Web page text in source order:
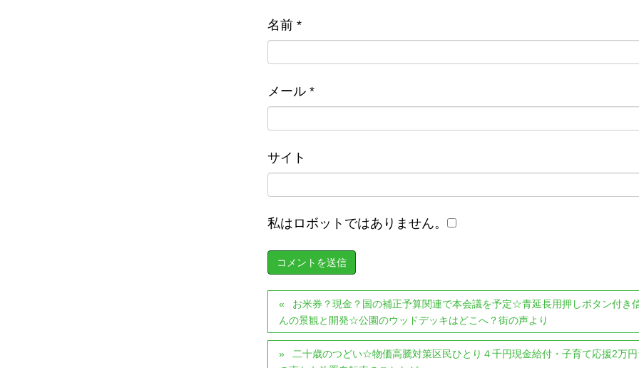
名前 *
メール *
サイト
私はロボットではありません。
お米券？現金？国の補正予算関連で本会議を予定☆青延長用押しボタン付
んの景観と開発☆公園のウッドデッキはどこへ？街の声より
二十歳のつどい☆物価高騰対策区民ひとり４千円現金給付・子育て応援2